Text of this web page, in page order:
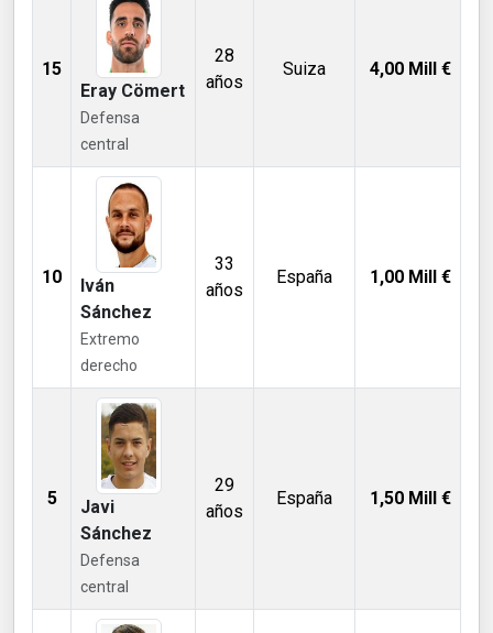
15
Eray Cömert
Defensa
central
28
años
Suiza 4,00 Mill €
10
Iván
Sánchez
Extremo
derecho
33
años
España 1,00 Mill €
5
Javi
Sánchez
Defensa
central
29
años
España 1,50 Mill €